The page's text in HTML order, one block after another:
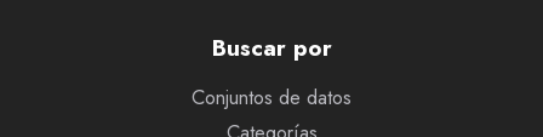
Buscar por
Conjuntos de datos